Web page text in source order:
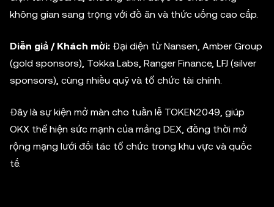
không gian sang trọng với đồ ăn và thức uống cao cấp.
Diễn giả / Khách mời: Đại diện từ Nansen, Amber Group
(gold sponsors), Tokka Labs, Ranger Finance, LFJ (silver
sponsors), cùng nhiều quỹ và tổ chức tài chính.
Đây là sự kiện mở màn cho tuần lễ TOKEN2049, giúp
OKX thể hiện sức mạnh của mảng DEX, đồng thời mở
rộng mạng lưới đối tác tổ chức trong khu vực và quốc
tế.